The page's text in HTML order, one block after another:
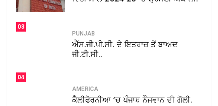
03
PUNJAB
ਐੱਸ.ਜੀ.ਪੀ.ਸੀ. ਦੇ ਇਤਰਾਜ਼ ਤੋਂ ਬਾਅਦ
ਜੀ.ਟੀ.ਸੀ..
04
AMERICA
ਕੈਲੀਫੋਰਨੀਆ ‘ਚ ਪੰਜਾਬ ਨੌਜਵਾਨ ਦੀ ਗੋਲੀ.